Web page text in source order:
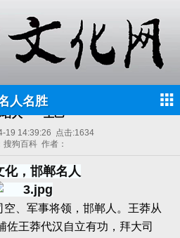
人名胜
名人——王邑
19 14:39:26 点击:1634
搜狗百科 作者：
化，邯郸名人
空、军事将领，邯郸人。王莽从
佐王莽代汉自立有功，拜大司